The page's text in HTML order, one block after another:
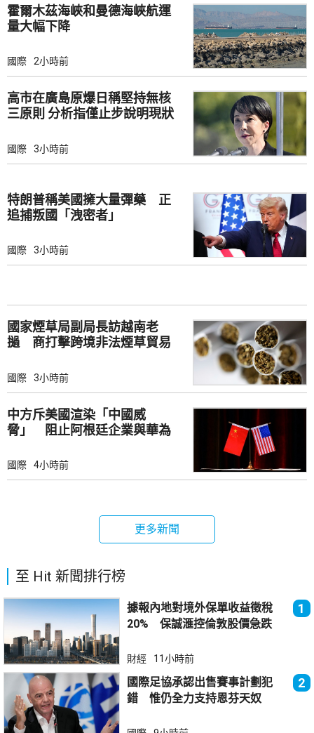
霍爾木茲海峽和曼德海峽航運
量大幅下降
國際 2小時前
高市在廣島原爆日稱堅持無核
三原則 分析指僅止步說明現狀
國際 3小時前
特朗普稱美國擁大量彈藥 正
追捕叛國「洩密者」
國際 3小時前
國家煙草局副局長訪越南老
撾 商打擊跨境非法煙草貿易
國際 3小時前
中方斥美國渲染「中國威
脅」 阻止阿根廷企業與華為
國際 4小時前
更多新聞
至 Hit 新聞排行榜
據報內地對境外保單收益徵稅
20% 保誠滙控倫敦股價急跌
1
財經 11小時前
國際足協承認出售賽事計劃犯
錯 惟仍全力支持恩芬天奴
2